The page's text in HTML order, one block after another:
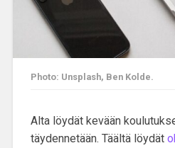
Photo: Unsplash, Ben Kolde.
Alta löydät kevään
täydennetään. Täältä löydät